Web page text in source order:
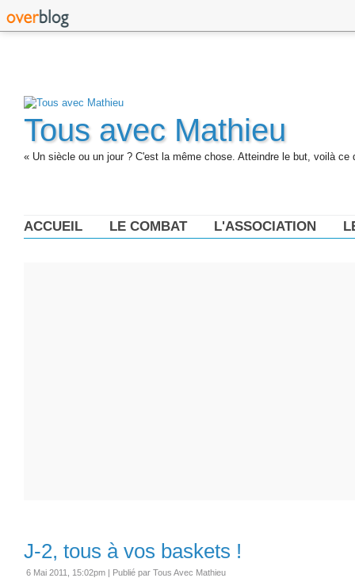
Tous avec Mathieu
« Un siècle ou un jour ? C'est la même chose. Atteindre le but, voilà ce
ACCUEIL LE COMBAT L'ASSOCIATION
J-2, tous à vos baskets !
6 Mai 2011, 15:02pm | Publié par Tous Avec Mathieu